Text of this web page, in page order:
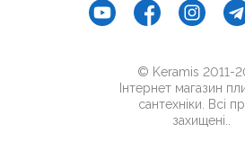
© Keramis 2011-
Інтернет магазин
сантехніки. Всі
захищені..